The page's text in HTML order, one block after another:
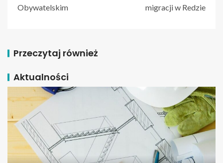
Obywatelskim
migracji w Redzie
Przeczytaj również
Aktualności